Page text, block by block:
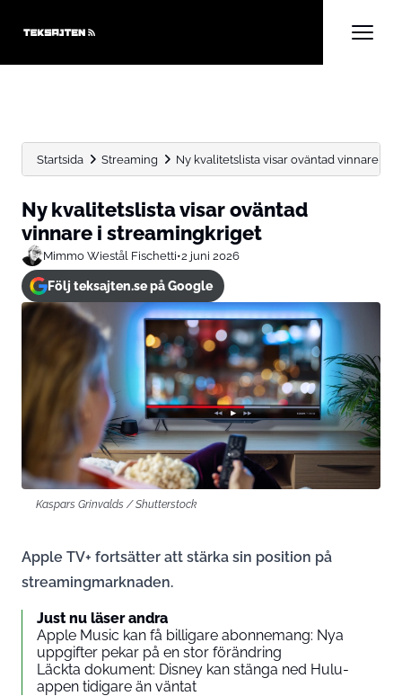
Startsida Streaming Ny kvalitetslista visar oväntad vinnare i
Ny kvalitetslista visar oväntad
vinnare i streamingkriget
Mimmo Wiestål Fischetti•2 juni 2026
Följ teksajten.se på Google
Kaspars Grinvalds / Shutterstock
Apple TV+ fortsätter att stärka sin position på
streamingmarknaden.
Just nu läser andra
Apple Music kan få billigare abonnemang: Nya
uppgifter pekar på en stor förändring
Läckta dokument: Disney kan stänga ned Hulu-
appen tidigare än väntat